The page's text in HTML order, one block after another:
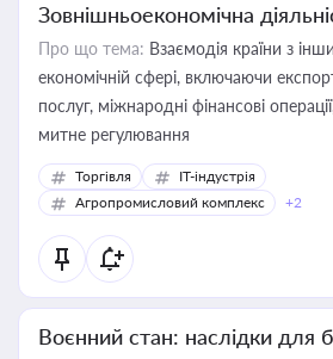
Зовнішньоекономічна
Про що тема: Взаємодія країни з
економічній сфері, включаючи
послуг, міжнародні фінансові
митне регулювання
Торгівля
IT-індустрія
Агропромисловий комплекс
+2
Воєнний стан: наслідки для